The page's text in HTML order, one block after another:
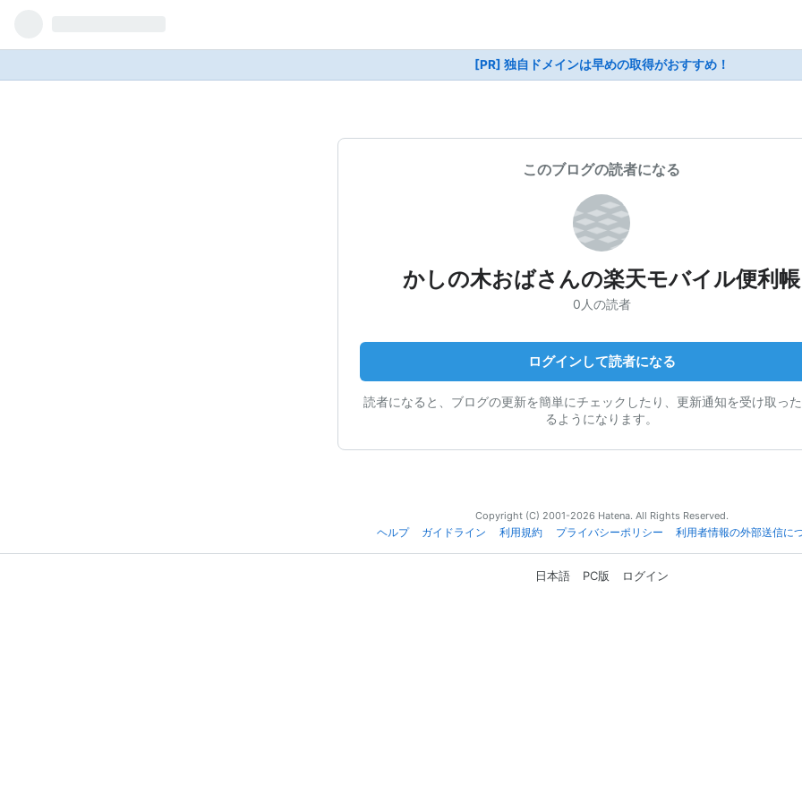
[PR] 独自ドメインは早めの取得がおすすめ！
このブログの読者になる
かしの木おばさんの楽天モバイル便利帳
0人の読者
ログインして読者になる
読者になると、ブログの更新を簡単にチェックしたり、更新通知を受け取っ
るようになります。
Copyright (C) 2001-2026 Hatena. All Rights Reserved.
ヘルプ
ガイドライン 利用規約 プライバシーポリシー 利用者情報の外部送信に
日本語 PC版 ログイン